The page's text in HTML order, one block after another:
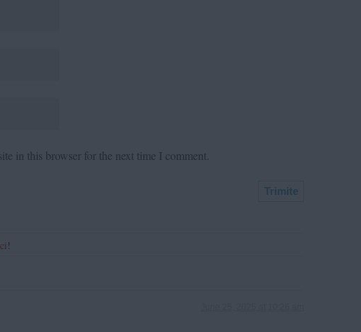
in this browser for the next time I comment.
!